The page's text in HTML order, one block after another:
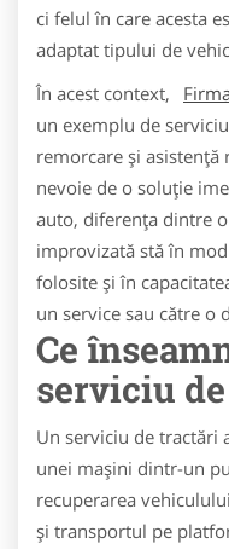
ci felul în care acesta
adaptat tipului de
În acest context,
un exemplu de
remorcare și
nevoie de o soluție
auto, diferența dintre
improvizată stă în
folosite și în
un service sau către o
Ce
serviciu
Un serviciu de tractări
unei mașini dintr-un
recuperarea
și transportul pe